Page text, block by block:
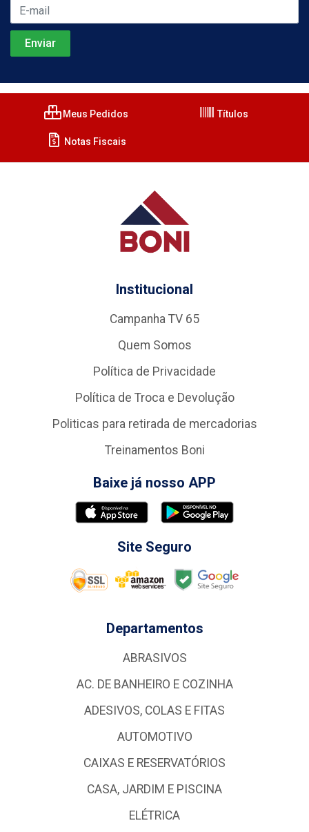
Meus Pedidos Títulos
Notas Fiscais
Institucional
Campanha TV 65
Quem Somos
Política de Privacidade
Política de Troca e Devolução
Politicas para retirada de mercadorias
Treinamentos Boni
Baixe já nosso APP
Site Seguro
Departamentos
ABRASIVOS
AC. DE BANHEIRO E COZINHA
ADESIVOS, COLAS E FITAS
AUTOMOTIVO
CAIXAS E RESERVATÓRIOS
CASA, JARDIM E PISCINA
ELÉTRICA